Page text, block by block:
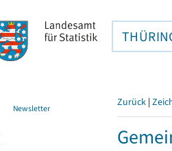
Newsletter Zurück |